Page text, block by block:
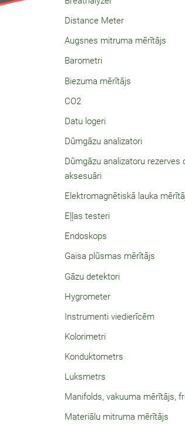
Distance Meter
Augsnes mitruma mērītājs
Barometri
Biezuma mērītājs
CO2
Datu logeri
Dūmgāzu analizatori
Dūmgāzu analizatoru rezerves
aksesuāri
Elektromagnētiskā lauka
Eļļas testeri
Endoskops
Gaisa plūsmas mērītājs
Gāzu detektori
Hygrometer
Instrumenti viedierīcēm
Kolorimetri
Konduktometrs
Luksmetrs
Manifolds, vakuuma mērītājs,
Materiālu mitruma mērītājs